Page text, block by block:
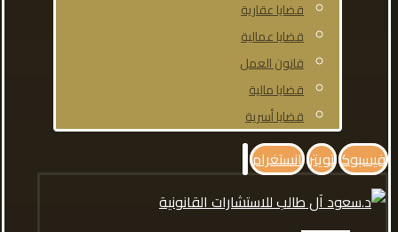
قضايا عقارية
قضايا عمالية
قانون العمل
قضايا مالية
قضايا أسرية
فيسبوك تويتر انستغرام